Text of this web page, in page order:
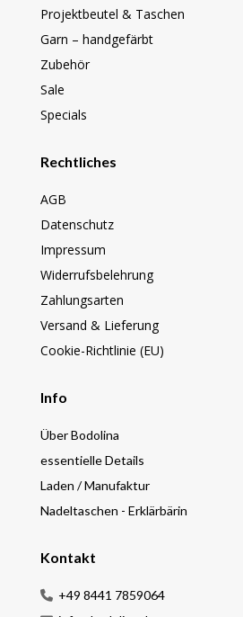
Projektbeutel & Taschen
Garn – handgefärbt
Zubehör
Sale
Specials
Rechtliches
AGB
Datenschutz
Impressum
Widerrufsbelehrung
Zahlungsarten
Versand & Lieferung
Cookie-Richtlinie (EU)
Info
Über Bodolina
essentielle Details
Laden / Manufaktur
Nadeltaschen - Erklärbärin
Kontakt
+49 8441 7859064